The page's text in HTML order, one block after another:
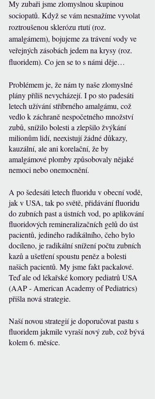
My zubaři jsme zlomyslnou skupinou
sociopatů. Když se vám nesnažíme vyvolat
roztroušenou sklerózu rtutí (roz.
amalgámem), bojujeme za trávení vody ve
veřejných zásobách jedem na krysy (roz.
fluoridem). Co jen se to s námi děje…
Problémem je, že nám ty naše zlomyslné
plány příliš nevycházejí. I po sto padesáti
letech užívání stříbrného amalgámu, což
vedlo k záchraně nespočetného množství
zubů, snížilo bolesti a zlepšilo žvýkání
milionům lidí, neexistují žádné důkazy,
kauzální, ale ani korelační, že by
amalgámové plomby způsobovaly nějaké
nemoci nebo onemocnění.
A po šedesáti letech fluoridu v obecní vodě,
jak v USA, tak po světě, přidávání fluoridu
do zubních past a ústních vod, po aplikování
fluoridových remineralizačních gelů do úst
pacientů, jediného radikálního, čeho bylo
docíleno, je radikální snížení počtu zubních
kazů a ušetření spoustu peněz a bolesti
našich pacientů. My jsme fakt packalové.
Teď ale od lékařské komory pediatrů USA
(AAP - American Academy of Pediatrics)
přišla nová strategie.
Naší novou strategií je doporučovat pastu s
fluoridem jakmile vyraší nový zub, což bývá
kolem 6. měsíce.